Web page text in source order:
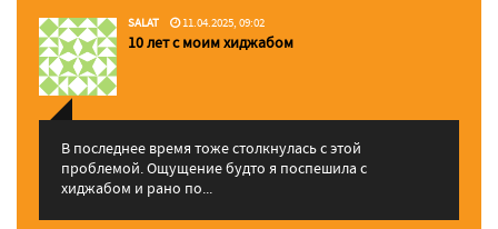
SALAT 11.04.2025, 09:02
10 лет с моим хиджабом
В последнее время тоже столкнулась с этой
проблемой. Ощущение будто я поспешила с
хиджабом и рано по...